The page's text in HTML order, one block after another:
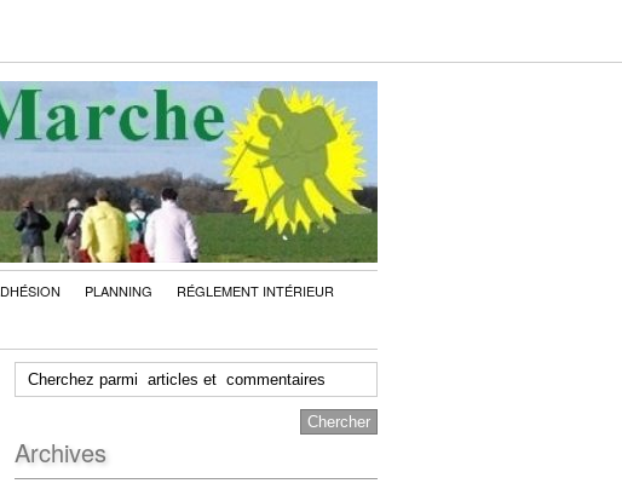
PLANNING
RÉGLEMENT INTÉRIEUR
Archives